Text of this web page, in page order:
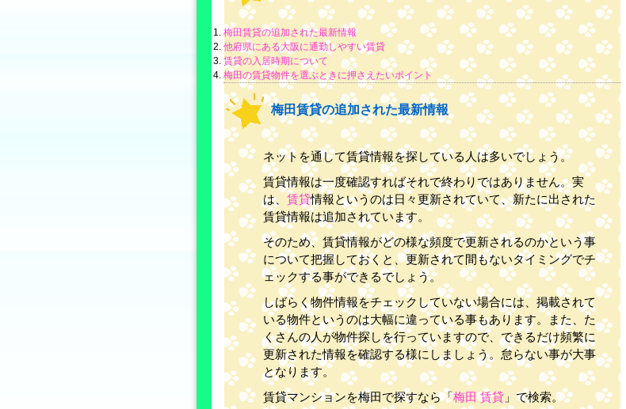
梅田賃貸の追加された最新情報
他府県にある大阪に通勤しやすい賃貸
賃貸の入居時期について
梅田の賃貸物件を選ぶときに押さえたいポイント
梅田賃貸の追加された最新情報
ネットを通して賃貸情報を探している人は多いでしょう。
賃貸情報は一度確認すればそれで終わりではありません。実
は、 賃貸情報というのは日々更新されていて、新たに出された
賃貸情報は追加されています。
そのため、賃貸情報がどの様な頻度で更新されるのかという事
について把握しておくと、更新されて間もないタイミングでチ
ェックする事ができるでしょう。
しばらく物件情報をチェックしていない場合には、掲載されて
いる物件というのは大幅に違っている事もあります。また、た
くさんの人が物件探しを行っていますので、できるだけ頻繁に
更新された情報を確認する様にしましょう。怠らない事が大事
となります。
賃貸マンションを梅田で探すなら「梅田 賃貸 」で検索。